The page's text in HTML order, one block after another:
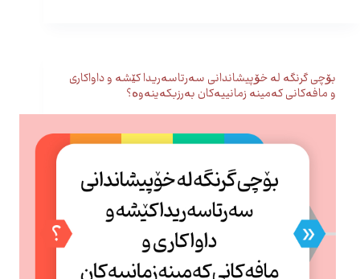
بۆچی گرنگە لە خۆپیشاندانی سەرتاسەریدا کێشە و داواکاری
و مافەکانی کەمینە زمانییەکان بەرزبکەینەوە؟